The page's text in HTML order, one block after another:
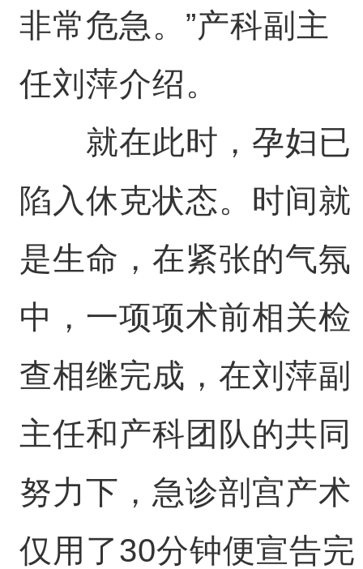
非常危急。”产科副主
任刘萍介绍。
就在此时，孕妇已
陷入休克状态。时间就
是生命，在紧张的气氛
中，一项项术前相关检
查相继完成，在刘萍副
主任和产科团队的共同
努力下，急诊剖宫产术
仅用了30分钟便宣告完